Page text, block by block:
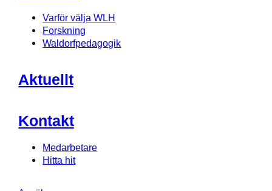
Varför välja WLH
Forskning
Waldorfpedagogik
Aktuellt
Kontakt
Medarbetare
Hitta hit